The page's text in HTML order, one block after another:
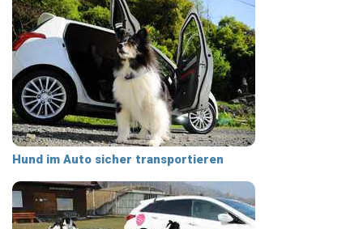
Hund im Auto sicher transportieren